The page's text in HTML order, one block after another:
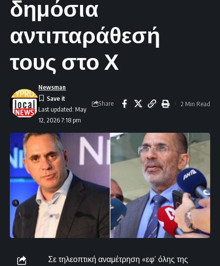
δημόσια
αντιπαράθεσή
τους στο Χ
Last updated: May
12, 2026 7:18 pm
Newsman
Share 2 Min Read
Σε τηλεοπτική αναμέτρηση «εφ’ όλης της